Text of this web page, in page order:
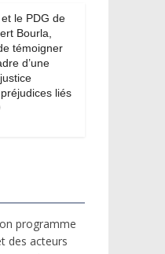
le PDG de
Bourla,
témoigner
d’une
liés
programme
des acteurs